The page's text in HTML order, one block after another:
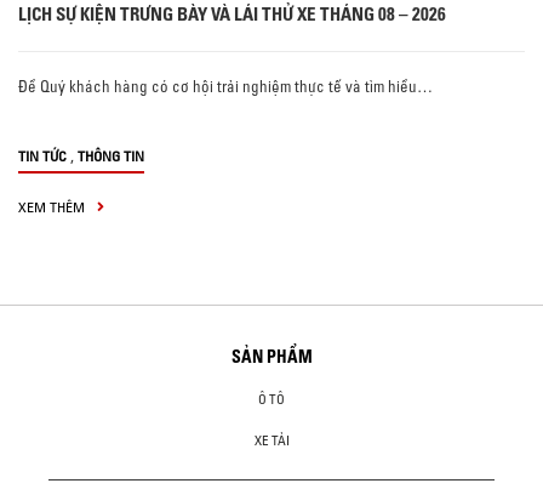
LỊCH SỰ KIỆN TRƯNG BÀY VÀ LÁI THỬ XE THÁNG 08 – 2026
Để Quý khách hàng có cơ hội trải nghiệm thực tế và tìm hiểu…
TIN TỨC , THÔNG TIN
XEM THÊM
SẢN PHẨM
Ô TÔ
XE TẢI